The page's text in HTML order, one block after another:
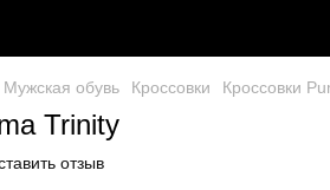
Мужская обувь Кроссовки Кроссовки
Trinity
отзыв